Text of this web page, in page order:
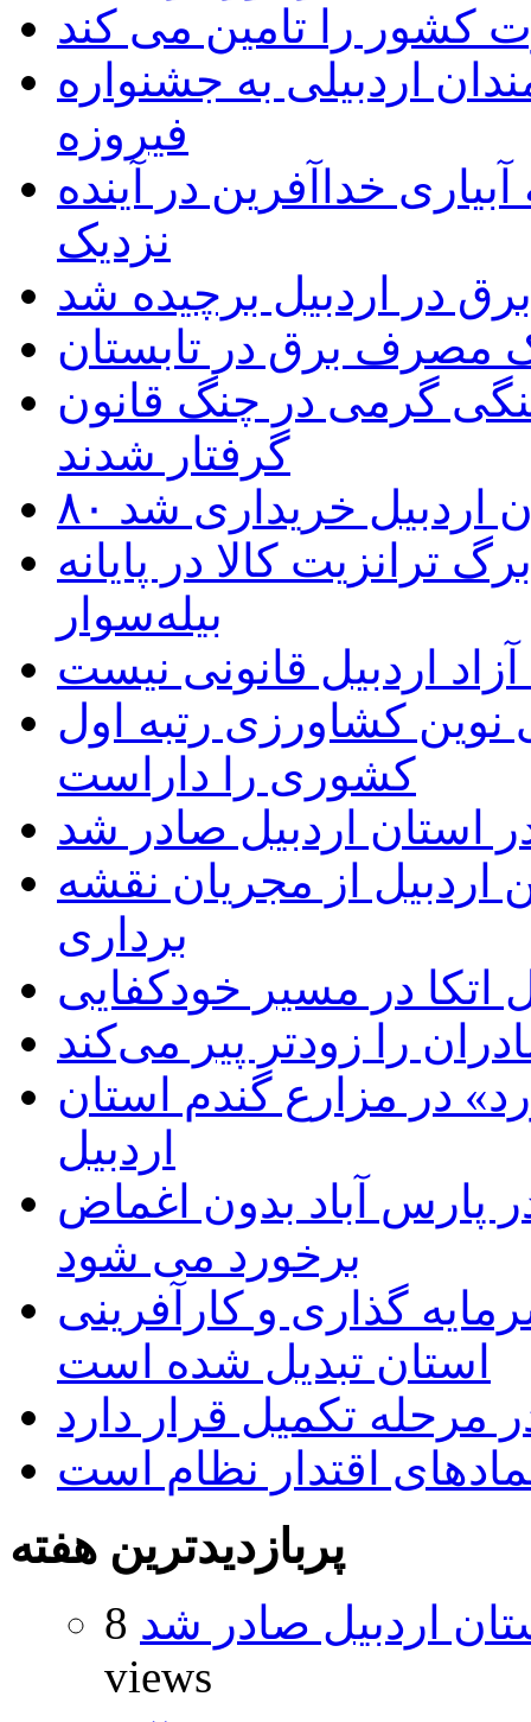
به۵۰ اثر هنرمندان اردبیلی به جشنواره
فیروزه
خداآفرین در آینده
نزدیک
مصرف برق در تابستان
گرمی در چنگ قانون
گرفتار شدند
اردبیل خریداری شد
کالا در پایانه
بیله‌سوار
اردبیل قانونی نیست
نوین کشاورزی رتبه اول
کشوری را داراست
استان اردبیل صادر شد
از مجریان نقشه
برداری
در مسیر خودکفایی
را زودتر پیر می‌کند
در مزارع گندم استان
اردبیل
پارس آباد بدون اغماض
برخورد می شود
گذاری و کارآفرینی
استان تبدیل شده است
مرحله تکمیل قرار دارد
اقتدار نظام است
پربازدیدترین هفته
اردبیل صادر شد 8
views